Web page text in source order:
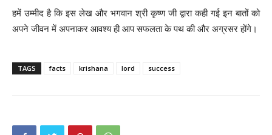
हमें उम्मीद है कि इस लेख और भगवान श्री कृष्ण जी द्वारा कही गई इन बातों को
अपने जीवन में अपनाकर आवश्य ही आप सफलता के पथ की और अग्रसर होंगे।
TAGS facts krishana lord success